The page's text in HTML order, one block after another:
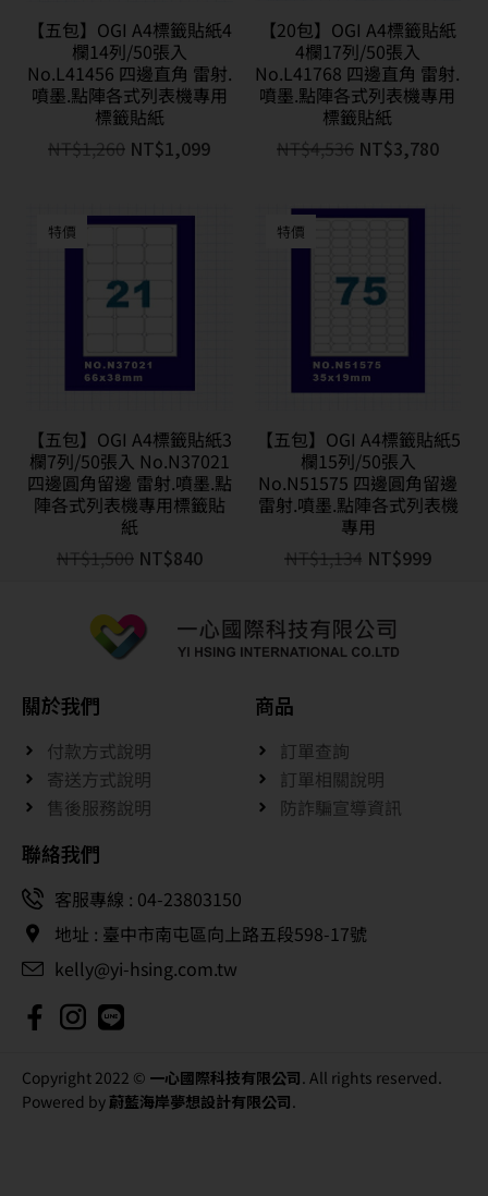
【五包】OGI A4標籤貼紙4
欄14列/50張入
No.L41456 四邊直角 雷射.
噴墨.點陣各式列表機專用
標籤貼紙
NT$1,260 NT$1,099
【20包】OGI A4標籤貼紙
4欄17列/50張入
No.L41768 四邊直角 雷射.
噴墨.點陣各式列表機專用
標籤貼紙
NT$4,536 NT$3,780
特價
【五包】OGI A4標籤貼紙3
欄7列/50張入 No.N37021
四邊圓角留邊 雷射.噴墨.點
陣各式列表機專用標籤貼
紙
NT$1,500 NT$840
特價
【五包】OGI A4標籤貼紙5
欄15列/50張入
No.N51575 四邊圓角留邊
雷射.噴墨.點陣各式列表機
專用
NT$1,134 NT$999
關於我們
付款方式說明
寄送方式說明
售後服務說明
商品
訂單查詢
訂單相關說明
防詐騙宣導資訊
聯絡我們
客服專線 : 04-23803150
地址 : 臺中市南屯區向上路五段598-17號
kelly@yi-hsing.com.tw
Copyright 2022 © 一心國際科技有限公司. All rights reserved.
Powered by 蔚藍海岸夢想設計有限公司.